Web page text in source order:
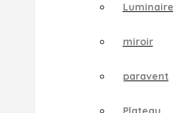
Luminaire
miroir
paravent